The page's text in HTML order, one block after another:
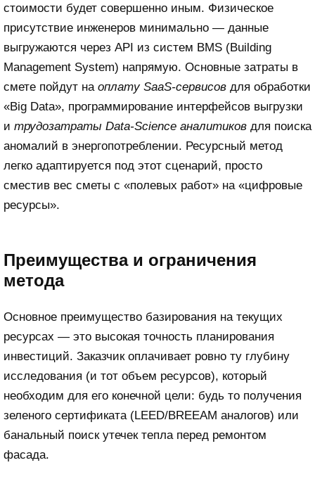
стоимости будет совершенно иным. Физическое
присутствие инженеров минимально — данные
выгружаются через API из систем BMS (Building
Management System) напрямую. Основные затраты в
смете пойдут на оплату SaaS-сервисов для обработки
«Big Data», программирование интерфейсов выгрузки
и трудозатраты Data-Science аналитиков для поиска
аномалий в энергопотреблении. Ресурсный метод
легко адаптируется под этот сценарий, просто
сместив вес сметы с «полевых работ» на «цифровые
ресурсы».
Преимущества и ограничения
метода
Основное преимущество базирования на текущих
ресурсах — это высокая точность планирования
инвестиций. Заказчик оплачивает ровно ту глубину
исследования (и тот объем ресурсов), который
необходим для его конечной цели: будь то получения
зеленого сертификата (LEED/BREEAM аналогов) или
банальный поиск утечек тепла перед ремонтом
фасада.